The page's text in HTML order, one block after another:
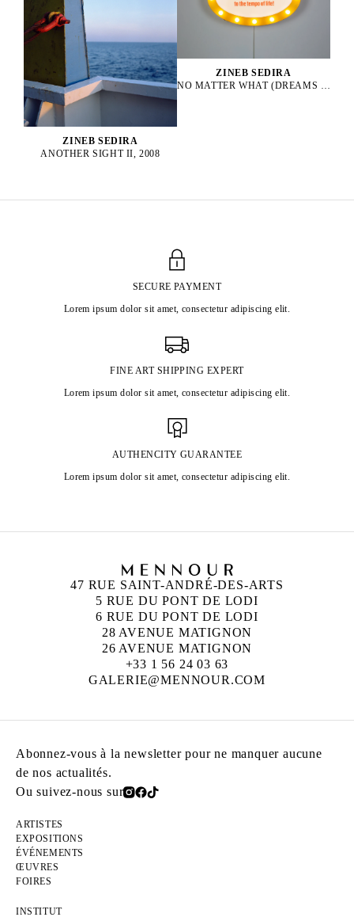
ZINEB SEDIRA
ANOTHER SIGHT II, 2008
ZINEB SEDIRA
NO MATTER WHAT (DREAMS HAVE NO TITLES), 2023
SECURE PAYMENT
Lorem ipsum dolor sit amet, consectetur adipiscing elit.
FINE ART SHIPPING EXPERT
Lorem ipsum dolor sit amet, consectetur adipiscing elit.
AUTHENCITY GUARANTEE
Lorem ipsum dolor sit amet, consectetur adipiscing elit.
47 RUE SAINT-ANDRÉ-DES-ARTS
5 RUE DU PONT DE LODI
6 RUE DU PONT DE LODI
28 AVENUE MATIGNON
26 AVENUE MATIGNON
+33 1 56 24 03 63
GALERIE@MENNOUR.COM
Abonnez-vous à la newsletter pour ne manquer aucune
de nos actualités.
Ou suivez-nous sur
ARTISTES
EXPOSITIONS
ÉVÉNEMENTS
ŒUVRES
FOIRES
INSTITUT